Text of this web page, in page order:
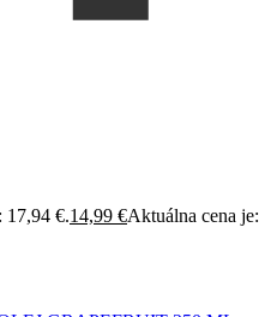
17,94 €.14,99 €Aktuálna cena je: